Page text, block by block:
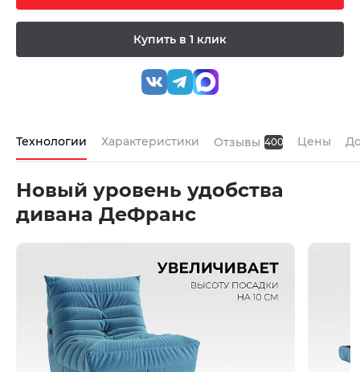
Купить в 1 клик
Технологии Характеристики Отзывы 400 Цены
Новый уровень удобства
дивана ДеФранс